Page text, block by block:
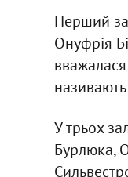
Перший
Онуфрія
називають
У трьох
Бурлюка,